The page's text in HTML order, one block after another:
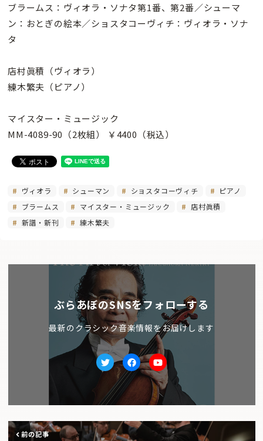
ブラームス：ヴィオラ・ソナタ第1番、第2番／シューマ
ン：おとぎの絵本／ショスタコーヴィチ：ヴィオラ・ソナ
タ
店村眞積（ヴィオラ）
練木繁夫（ピアノ）
マイスター・ミュージック
MM-4089-90（2枚組） ￥4400（税込）
ヴィオラ シューマン ショスタコーヴィチ
ピアノ
ブラームス
マイスター・ミュージック
店村眞積
新譜・新刊
練木繁夫
ぶらあぼのSNSをフォローする
最新のクラシック音楽情報をお届けします
TwitterfacebookYoutube
前の記事